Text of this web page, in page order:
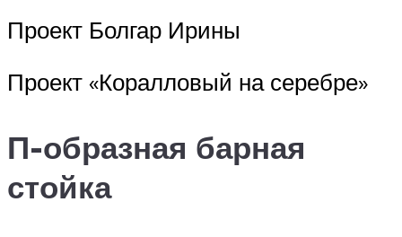
Проект Болгар Ирины
Проект «Коралловый на серебре»
П-образная барная
стойка